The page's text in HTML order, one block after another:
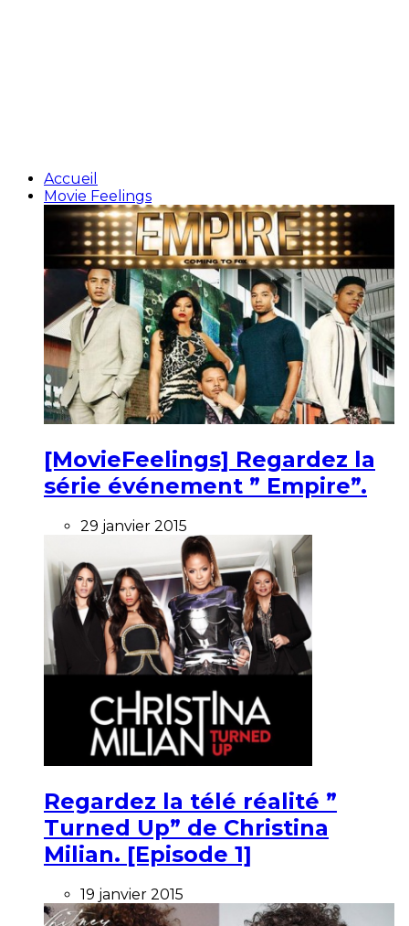
Accueil
Movie Feelings
[MovieFeelings] Regardez la
série événement ” Empire”.
29 janvier 2015
Regardez la télé réalité ”
Turned Up” de Christina
Milian. [Episode 1]
19 janvier 2015